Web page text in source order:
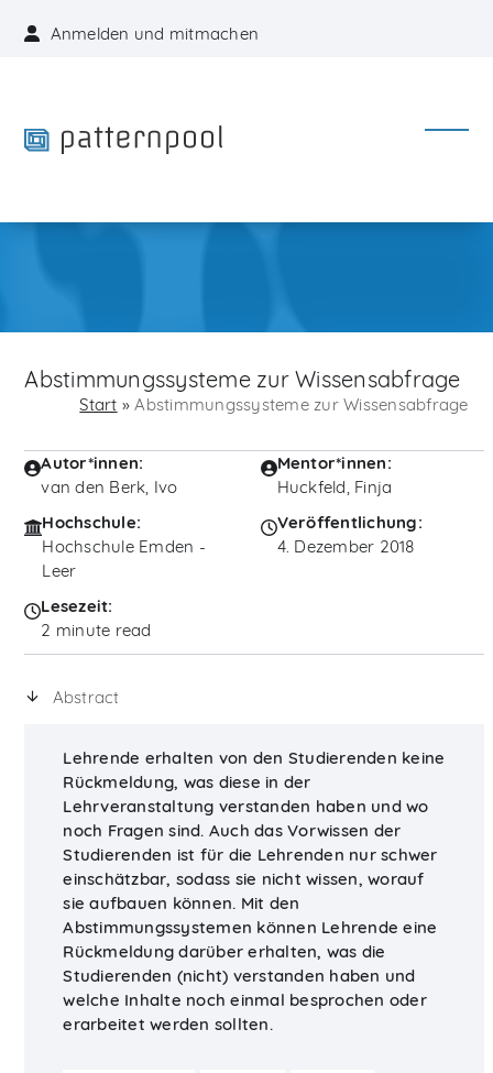
Anmelden und mitmachen
menu
menu
Abstimmungssysteme zur Wissensabfrage
Start »Abstimmungssysteme zur Wissensabfrage
Autor*innen:
van den Berk, Ivo
Mentor*innen:
Huckfeld, Finja
Hochschule:
Hochschule Emden -
Leer
Veröffentlichung:
4. Dezember 2018
Lesezeit:
2 minute read
Abstract
Lehrende erhalten von den Studierenden keine
Rückmeldung, was diese in der
Lehrveranstaltung verstanden haben und wo
noch Fragen sind. Auch das Vorwissen der
Studierenden ist für die Lehrenden nur schwer
einschätzbar, sodass sie nicht wissen, worauf
sie aufbauen können. Mit den
Abstimmungssystemen können Lehrende eine
Rückmeldung darüber erhalten, was die
Studierenden (nicht) verstanden haben und
welche Inhalte noch einmal besprochen oder
erarbeitet werden sollten.